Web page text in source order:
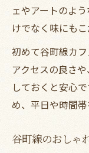
ェやアートのよ
けでなく味にもこ
初めて谷町線カ
アクセスの良さ
しておくと安心
め、平日や時間
谷町線のおしゃ